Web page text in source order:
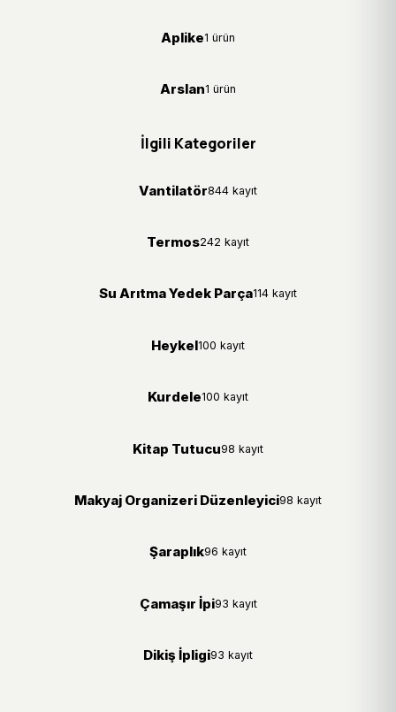
Aplike1 ürün
Arslan1 ürün
İlgili Kategoriler
Vantilatör844 kayıt
Termos242 kayıt
Su Arıtma Yedek Parça114 kayıt
Heykel100 kayıt
Kurdele100 kayıt
Kitap Tutucu98 kayıt
Makyaj Organizeri Düzenleyici98 kayıt
Şaraplık96 kayıt
Çamaşır İpi93 kayıt
Dikiş İpligi93 kayıt